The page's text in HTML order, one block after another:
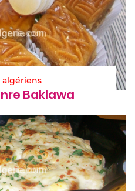
algériens
Baklawa